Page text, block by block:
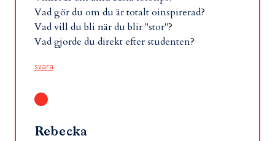
Vad gör du om du är totalt oinspirerad?
Vad vill du bli när du blir "stor"?
Vad gjorde du direkt efter studenten?
svara
Rebecka